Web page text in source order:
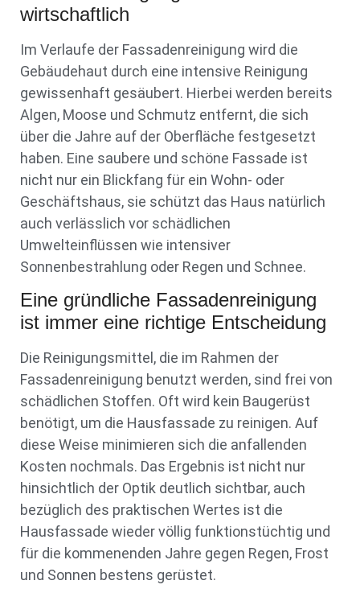
wirtschaftlich
Im Verlaufe der Fassadenreinigung wird die
Gebäudehaut durch eine intensive Reinigung
gewissenhaft gesäubert. Hierbei werden bereits
Algen, Moose und Schmutz entfernt, die sich
über die Jahre auf der Oberfläche festgesetzt
haben. Eine saubere und schöne Fassade ist
nicht nur ein Blickfang für ein Wohn- oder
Geschäftshaus, sie schützt das Haus natürlich
auch verlässlich vor schädlichen
Umwelteinflüssen wie intensiver
Sonnenbestrahlung oder Regen und Schnee.
Eine gründliche Fassadenreinigung
ist immer eine richtige Entscheidung
Die Reinigungsmittel, die im Rahmen der
Fassadenreinigung benutzt werden, sind frei von
schädlichen Stoffen. Oft wird kein Baugerüst
benötigt, um die Hausfassade zu reinigen. Auf
diese Weise minimieren sich die anfallenden
Kosten nochmals. Das Ergebnis ist nicht nur
hinsichtlich der Optik deutlich sichtbar, auch
bezüglich des praktischen Wertes ist die
Hausfassade wieder völlig funktionstüchtig und
für die kommenenden Jahre gegen Regen, Frost
und Sonnen bestens gerüstet.